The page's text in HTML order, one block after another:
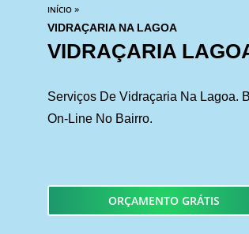
INÍCIO »
VIDRAÇARIA NA LAGOA
VIDRAÇARIA
Serviços De Vidraçaria Na Lagoa.
On-Line No Bairro.
ORÇAMENTO GRÁTIS